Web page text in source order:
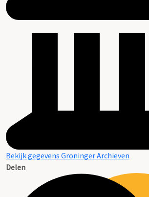
Bekijk gegevens Groninger Archieven
Delen